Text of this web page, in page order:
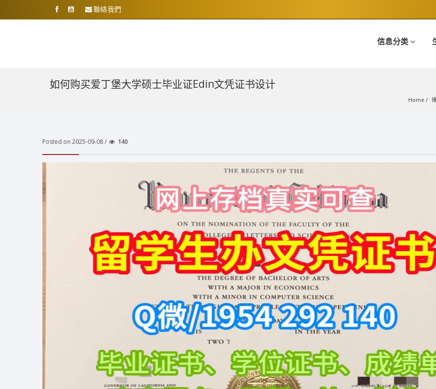
聯絡我們
信息分类
如何购买爱丁堡大学硕士毕业证Edin文凭证书设计
Home
Posted on 2025-09-08 / 140